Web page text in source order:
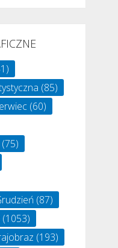
(85)
(60)
(75)
(87)
(1053)
(193)